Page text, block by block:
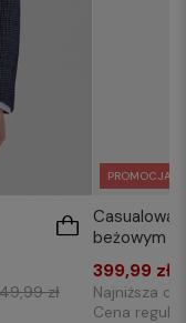
zł
PROMOCJA
Casualowa
beżowym
399,99 zł
Najniższa
Cena